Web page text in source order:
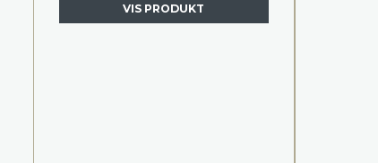
VIS PRODUKT